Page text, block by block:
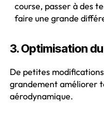
course, passer à des
faire une grande
3. Optimisation
De petites
grandement améliorer
aérodynamique.